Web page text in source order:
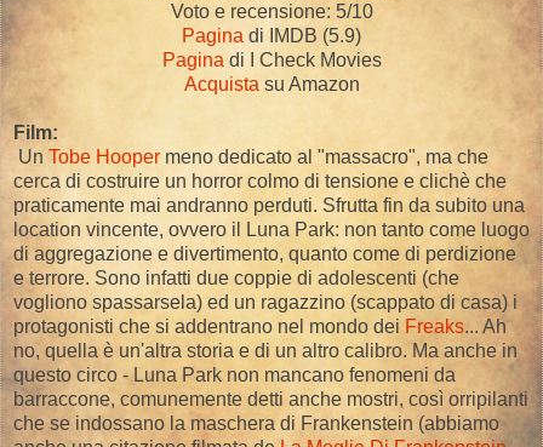
Voto e recensione: 5/10
Pagina di IMDB (5.9)
Pagina di I Check Movies
Acquista su Amazon
Film:
Un Tobe Hooper meno dedicato al "massacro", ma che
cerca di costruire un horror colmo di tensione e clichè che
praticamente mai andranno perduti. Sfrutta fin da subito una
location vincente, ovvero il Luna Park: non tanto come luogo
di aggregazione e divertimento, quanto come di perdizione
e terrore. Sono infatti due coppie di adolescenti (che
vogliono spassarsela) ed un ragazzino (scappato di casa) i
protagonisti che si addentrano nel mondo dei Freaks... Ah
no, quella è un'altra storia e di un altro calibro. Ma anche in
questo circo - Luna Park non mancano fenomeni da
barraccone, comunemente detti anche mostri, così orripilanti
che se indossano la maschera di Frankenstein (abbiamo